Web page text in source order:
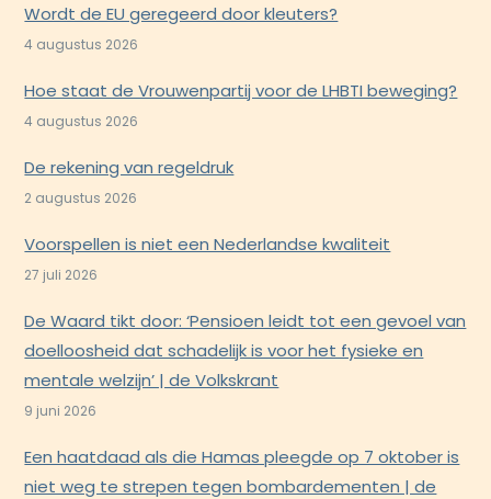
Wordt de EU geregeerd door kleuters?
4 augustus 2026
Hoe staat de Vrouwenpartij voor de LHBTI beweging?
4 augustus 2026
De rekening van regeldruk
2 augustus 2026
Voorspellen is niet een Nederlandse kwaliteit
27 juli 2026
De Waard tikt door: ‘Pensioen leidt tot een gevoel van
doelloosheid dat schadelijk is voor het fysieke en
mentale welzijn’ | de Volkskrant
9 juni 2026
Een haatdaad als die Hamas pleegde op 7 oktober is
niet weg te strepen tegen bombardementen | de